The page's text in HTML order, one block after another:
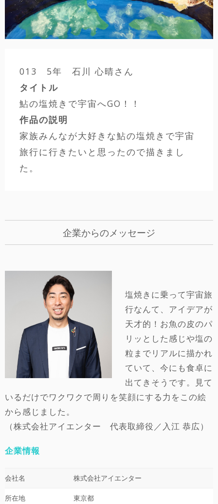
013 5年 石川 心晴さん
タイトル
鮎の塩焼きで宇宙へGO！！
作品の説明
家族みんなが大好きな鮎の塩焼きで宇宙
旅行に行きたいと思ったので描きまし
た。
企業からのメッセージ
塩焼きに乗って宇宙旅
行なんて、アイデアが
天才的！お魚の皮のパ
リッとした感じや塩の
粒までリアルに描かれ
ていて、今にも食卓に
出てきそうです。見て
いるだけでワクワクで周りを笑顔にする力をこの絵
から感じました。
（株式会社アイエンター 代表取締役／入江 恭広）
企業情報
会社名 株式会社アイエンター
所在地 東京都